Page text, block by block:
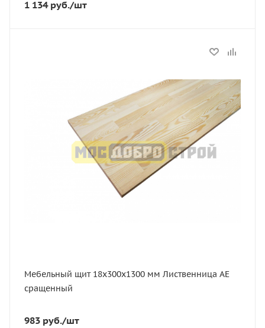
1 134руб./шт
Мебельный щит 18х300х1300 мм Лиственница АЕ
сращенный
983 руб./шт